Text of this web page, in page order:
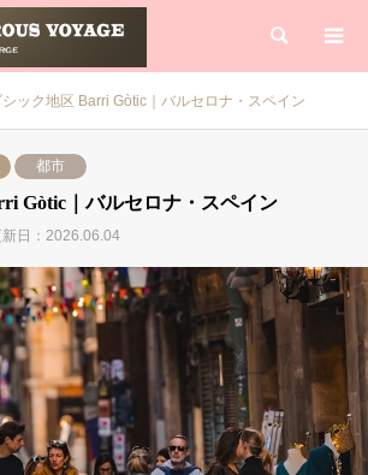
検索
シック地区 Barri Gòtic｜バルセロナ・スペイン
都市
Gòtic｜バルセロナ・スペイン
日：2026.06.04